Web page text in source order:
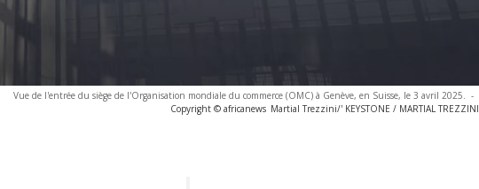
Vue de l'entrée du siège de l'Organisation mondiale du commerce (OMC) à Genève, en Suisse, le 3 avril 2025. -
Copyright © africanews Martial Trezzini/' KEYSTONE / MARTIAL TREZZINI